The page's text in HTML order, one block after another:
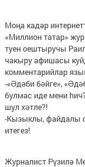
Моңа кадәр
«Миллион татар»
туен оештыручы
чакыру афишасы
комментарийлар
-«Əдəби бəйге»,
булмас иде мени
шул хəтле?!
-Кызыклы, файдалы
итегез!
Журналист Рүзилә